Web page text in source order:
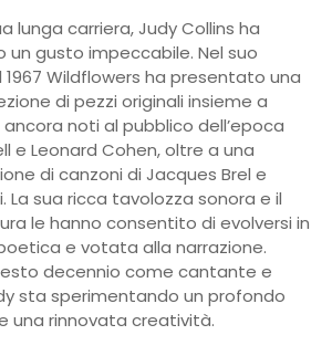
lunga carriera, Judy Collins ha
gusto impeccabile. Nel suo
Wildflowers ha presentato una
di pezzi originali insieme a
noti al pubblico dell’epoca
e Leonard Cohen, oltre a una
di canzoni di Jacques Brel e
La sua ricca tavolozza sonora e il
le hanno consentito di evolversi in
e votata alla narrazione.
decennio come cantante e
sta sperimentando un profondo
una rinnovata creatività.